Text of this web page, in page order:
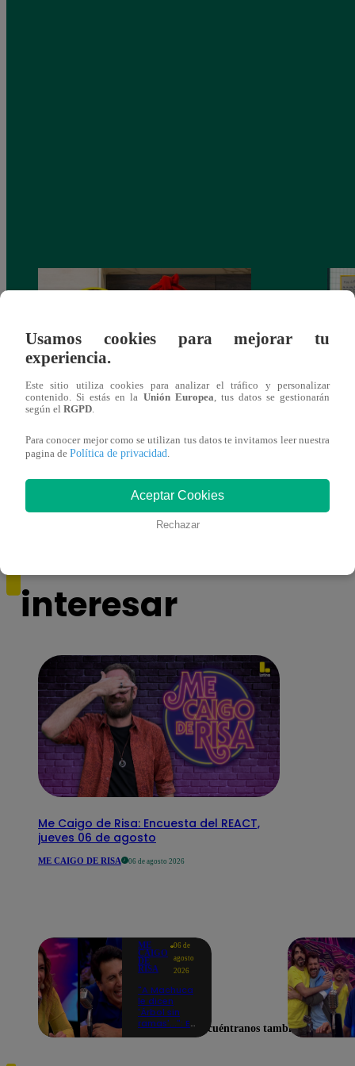
¿Por qué Nelly Rossinelli se volvió viral
antes de Navidad?
interesar
Me Caigo de Risa: Encuesta del REACT,
jueves 06 de agosto
ME CAIGO DE RISA 06 de agosto 2026
ME
CAIGO
DE
RISA
06 de
agosto
2026
"A Machuca
le dicen
'Árbol sin
ramas'...": El
Usamos cookies para mejorar tu
experiencia.
Este sitio utiliza cookies para analizar el tráfico y personalizar
contenido. Si estás en la Unión Europea, tus datos se gestionarán
según el RGPD.
Para conocer mejor como se utilizan tus datos te invitamos leer nuestra
pagina de Política de privacidad.
Aceptar Cookies
Rechazar
Encuéntranos también en